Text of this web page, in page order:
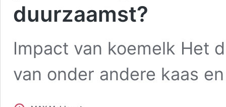
duurzaamst?
Impact van koemelk Het
van onder andere kaas